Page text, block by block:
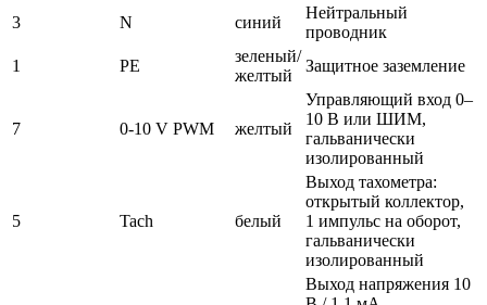
3
N синий
Нейтральный
проводник
1
PE
зеленый/
желтый
Защитное заземление
7 0-10 V PWM желтый
Управляющий вход 0–
10 В или ШИМ,
гальванически
изолированный
5 Tach белый
Выход тахометра:
открытый коллектор,
1 импульс на оборот,
гальванически
изолированный
Выход напряжения 10